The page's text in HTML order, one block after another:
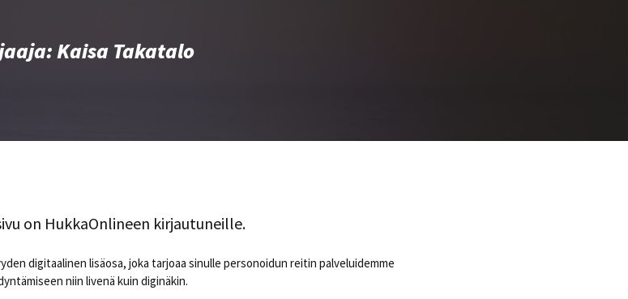
Kaisa Takatalo
on HukkaOnlineen kirjautuneille.
digitaalinen lisäosa, joka tarjoaa sinulle personoidun reitin palveluidemme
niin livenä kuin diginäkin.